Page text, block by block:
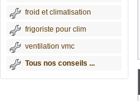
froid et climatisation
frigoriste pour clim
ventilation vmc
Tous nos conseils ...